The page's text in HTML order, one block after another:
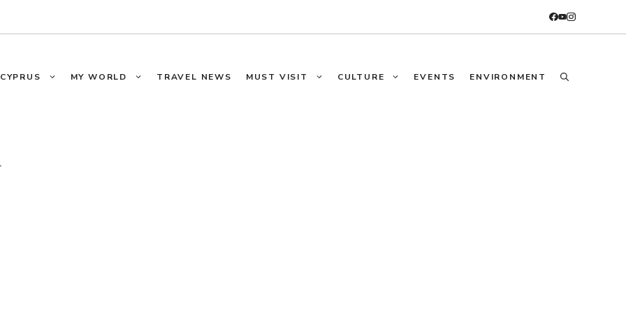
CYPRUS MY WORLD TRAVEL NEWS MUST VISIT CULTURE EVENTS ENVIRONMENT